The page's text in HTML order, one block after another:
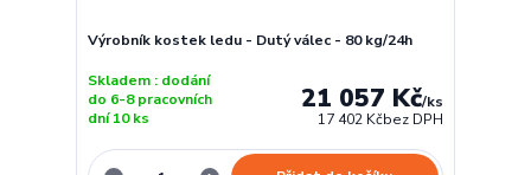
Výrobník kostek ledu - Dutý válec - 80 kg/24h
21 057 Kč/ks
17 402 Kčbez DPH
Skladem : dodání
do 6-8 pracovních
dní 10 ks